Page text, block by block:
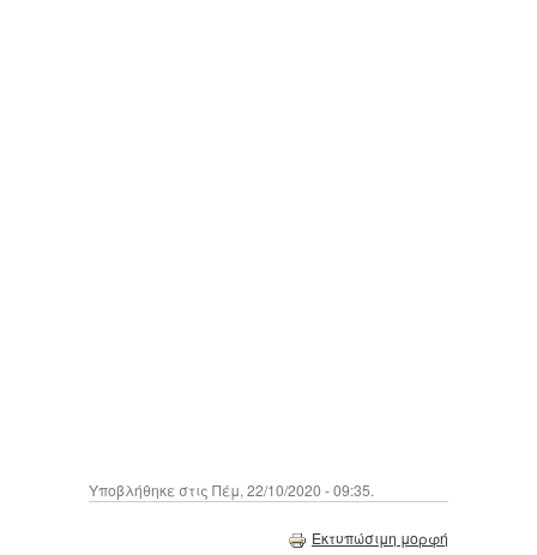
Υποβλήθηκε στις Πέμ, 22/10/2020 - 09:35.
Εκτυπώσιμη μορφή